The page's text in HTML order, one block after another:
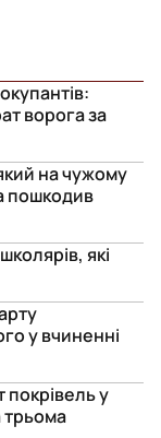
ворога за
на чужому
пошкодив
які
у вчиненні
покрівель у
трьома